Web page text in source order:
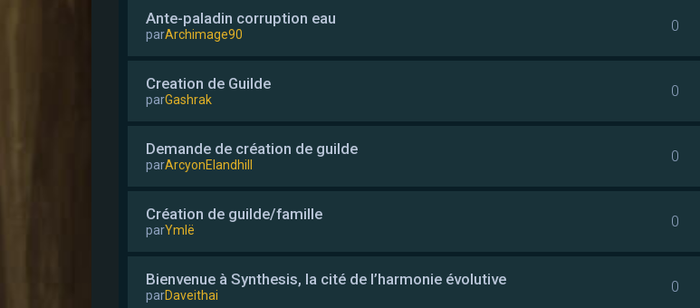
Ante-paladin corruption eau
parArchimage90 0
Creation de Guilde
parGashrak 0
Demande de création de guilde
parArcyonElandhill 0
Création de guilde/famille
parYmlë 0
Bienvenue à Synthesis, la cité de l’harmonie évolutive
parDaveithai 0